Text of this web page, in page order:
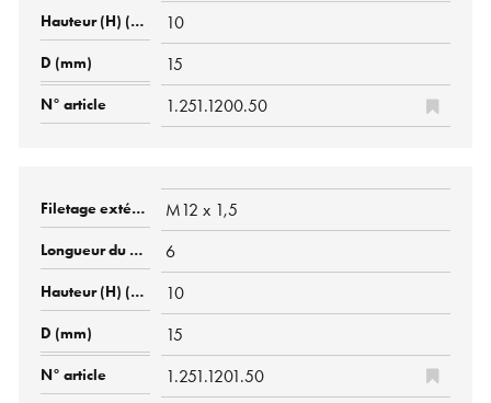
10
15
1.251.1200.50
M12 x 1,5
6
10
15
1.251.1201.50